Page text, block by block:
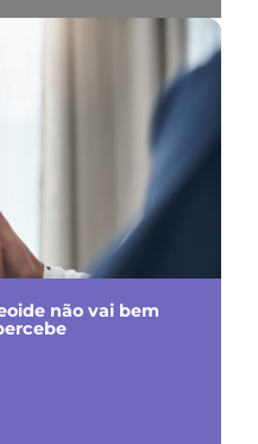
não vai bem